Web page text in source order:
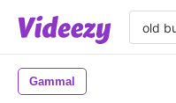
Gammal